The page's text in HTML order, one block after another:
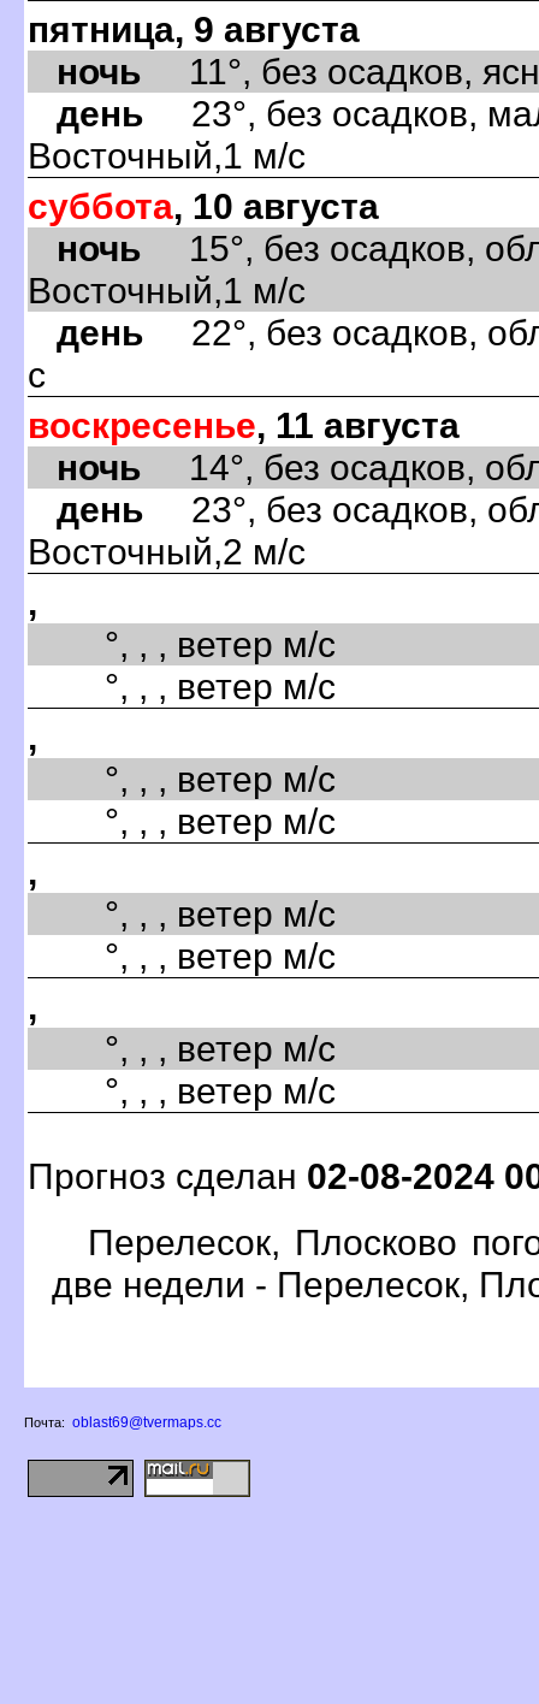
пятница, 9 августа
ночь 11°, без осадков,
день 23°, без осадков,
Восточный,1 м/с
суббота, 10 августа
ночь 15°, без осадков,
Восточный,1 м/с
день 22°, без осадков,
с
воскресенье, 11 августа
ночь 14°, без осадков,
день 23°, без осадков,
Восточный,2 м/с
,
°, , , ветер м/с
°, , , ветер м/с
,
°, , , ветер м/с
°, , , ветер м/с
,
°, , , ветер м/с
°, , , ветер м/с
,
°, , , ветер м/с
°, , , ветер м/с
Прогноз сделан 02-08-2024
Перелесок, Плосково
две недели - Перелесок,
Почта: oblast69@tvermaps.cc